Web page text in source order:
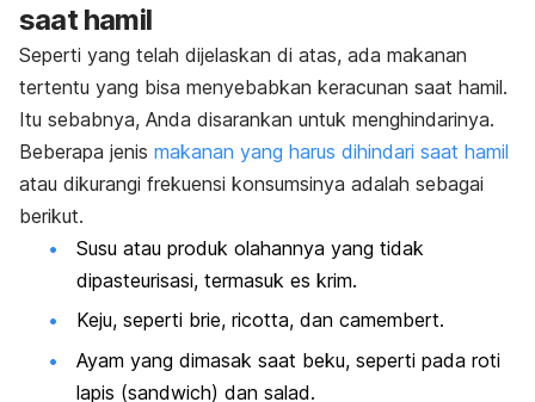
saat hamil
Seperti yang telah dijelaskan di atas, ada makanan
tertentu yang bisa menyebabkan keracunan saat hamil.
Itu sebabnya, Anda disarankan untuk menghindarinya.
Beberapa jenis makanan yang harus dihindari saat hamil
atau dikurangi frekuensi konsumsinya adalah sebagai
berikut.
Susu atau produk olahannya yang tidak
dipasteurisasi, termasuk es krim.
Keju, seperti brie, ricotta, dan camembert.
Ayam yang dimasak saat beku, seperti pada roti
lapis (sandwich) dan salad.